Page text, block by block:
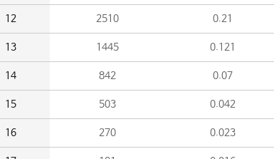
12 2510 0.21
13 1445 0.121
14 842 0.07
15 503 0.042
16 270 0.023